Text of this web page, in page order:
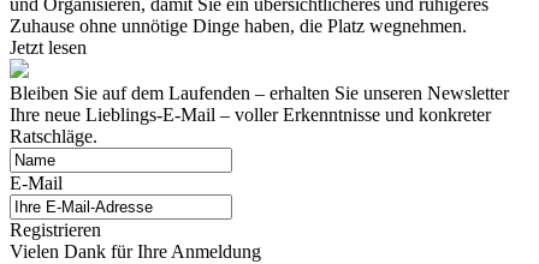
und Organisieren, damit Sie ein übersichtlicheres und ruhigeres
Zuhause ohne unnötige Dinge haben, die Platz wegnehmen.
Jetzt lesen
Bleiben Sie auf dem Laufenden – erhalten Sie unseren Newsletter
Ihre neue Lieblings-E-Mail – voller Erkenntnisse und konkreter
Ratschläge.
E-Mail
Registrieren
Vielen Dank für Ihre Anmeldung